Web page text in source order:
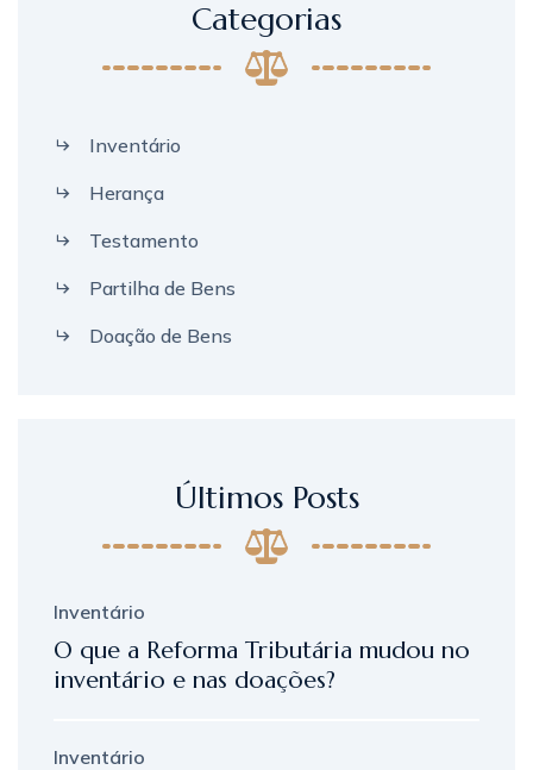
Categorias
Inventário
Herança
Testamento
Partilha de Bens
Doação de Bens
Últimos Posts
Inventário
O que a Reforma Tributária mudou no
inventário e nas doações?
Inventário